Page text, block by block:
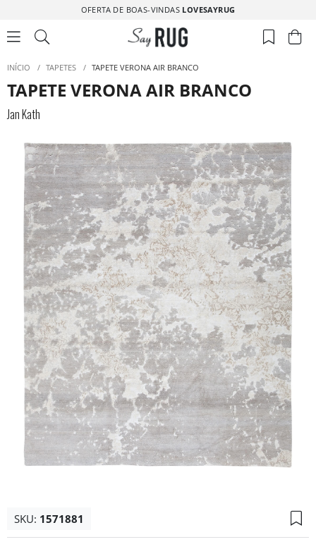
OFERTA DE BOAS-VINDAS LOVESAYRUG
INÍCIO / TAPETES / TAPETE VERONA AIR BRANCO
TAPETE VERONA AIR BRANCO
Jan Kath
SKU: 1571881